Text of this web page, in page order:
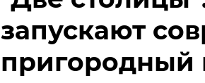
запускают
пригородный